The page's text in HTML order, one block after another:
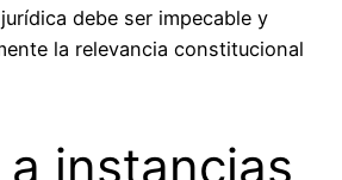
debe ser impecable y
la relevancia constitucional
instancias